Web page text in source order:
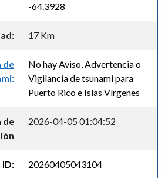
-64.3928
17 Km
de
No hay Aviso, Advertencia o
Vigilancia de tsunami para
Puerto Rico e Islas Vírgenes
de
2026-04-05 01:04:52
ID: 20260405043104